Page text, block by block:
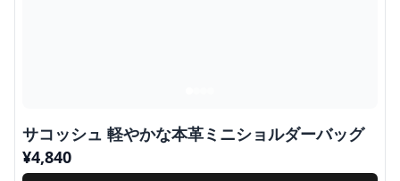
サコッシュ 軽やかな本革ミニショルダーバッグ
¥4,840